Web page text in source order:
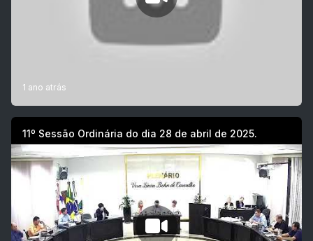
1 ano atrás
11º Sessão Ordinária do dia 28 de abril de 2025.